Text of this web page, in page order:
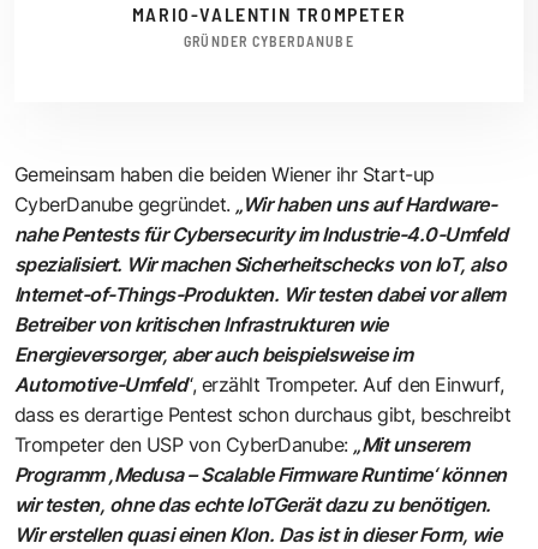
MARIO-VALENTIN TROMPETER
GRÜNDER CYBERDANUBE
Gemeinsam haben die beiden Wiener ihr Start-up
CyberDanube gegründet. „Wir haben uns auf Hardware-
nahe Pentests für Cybersecurity im Industrie-4.0-Umfeld
spezialisiert. Wir machen Sicherheitschecks von IoT, also
Internet-of-Things-Produkten. Wir testen dabei vor allem
Betreiber von kritischen Infrastrukturen wie
Energieversorger, aber auch beispielsweise im
Automotive-Umfeld“, erzählt Trompeter. Auf den Einwurf,
dass es derartige Pentest schon durchaus gibt, beschreibt
Trompeter den USP von CyberDanube: „Mit unserem
Programm ,Medusa – Scalable Firmware Runtime‘ können
wir testen, ohne das echte IoTGerät dazu zu benötigen.
Wir erstellen quasi einen Klon. Das ist in dieser Form, wie